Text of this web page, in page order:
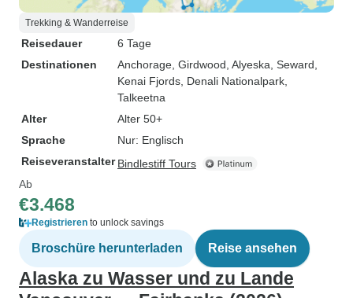
Trekking & Wanderreise
Reisedauer
6 Tage
Destinationen
Anchorage , Girdwood , Alyeska , Seward
Kenai Fjords , Denali Nationalpark
Talkeetna
Alter
Alter 50+
Sprache
Nur: Englisch
Reiseveranstalter Bindlestiff Tours
Ab
€3.468
Registrieren to unlock savings
Broschüre herunterladen Reise ansehen
Alaska zu Wasser und zu Lande